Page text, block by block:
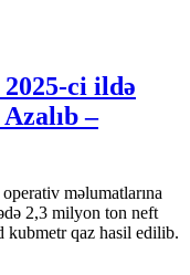
ci ildə
–
məlumatlarına
2,3 milyon ton neft
kubmetr qaz hasil edilib.